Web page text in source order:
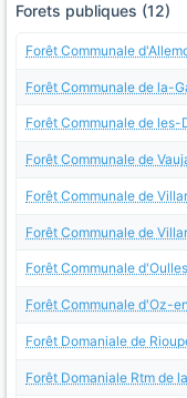
Forets publiques (12)
Forêt Communale
Forêt Communale de la-
Forêt Communale de
Forêt Communale de
Forêt Communale de
Forêt Communale de
Forêt Communale
Forêt Communale d'Oz-
Forêt Domaniale de
Forêt Domaniale Rtm de